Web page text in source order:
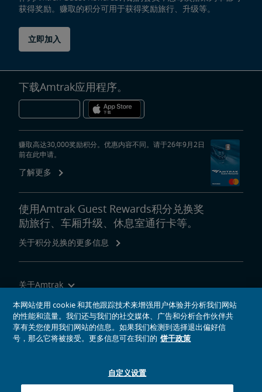
获得奖励。赚取的积分可用于获得奖励旅行、升级等。
立即加入
下载Amtrak应用程序。
赚取高达30,000奖励积分。优惠内容不同。请于26年9月2日
前在此申请。
了解更多
使用Amtrak Guest Rewards积分兑换奖
励旅行、车厢升级、休息室通行卡等。
关于积分兑换的更多信息
关于Amtrak
乘坐Amtrak列车旅行
网站工具
Amtrak的Facebook主页将在新窗口中打开
Amtrak的Twitter主页将在新窗口中打开
Amtrak的Instagram主页将在新窗口中打开
Amtrak的Linkedin主页将在新窗口中打开
Amtrak的YouTube主页将在新窗口中打开
Pinterest将在新窗口中打开
本网站使用 cookie 和其他跟踪技术来增强用户体验并分析我们网站
的性能和流量。我们还与我们的社交媒体、广告和分析合作伙伴共
享有关您使用我们网站的信息。如果我们检测到选择退出偏好信
号，那么它将被接受。更多信息可在我们的 饼干政策
自定义设置